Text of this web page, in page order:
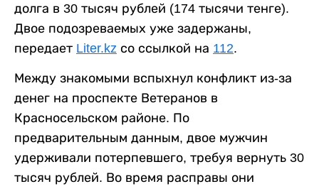
долга в 30 тысяч рублей (174 тысячи тенге).
Двое подозреваемых уже задержаны,
передает Liter.kz со ссылкой на 112.
Между знакомыми вспыхнул конфликт из-за
денег на проспекте Ветеранов в
Красносельском районе. По
предварительным данным, двое мужчин
удерживали потерпевшего, требуя вернуть 30
тысяч рублей. Во время расправы они